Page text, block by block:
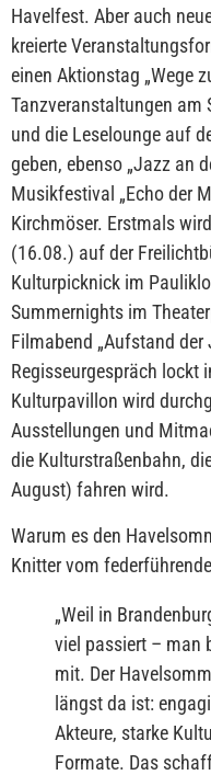
Havelfest. Aber auch
kreierte
einen Aktionstag „Wege
Tanzveranstaltungen
und die Leselounge auf
geben, ebenso „Jazz an
Musikfestival „Echo der
Kirchmöser. Erstmals
(16.08.) auf der
Kulturpicknick im
Summernights im
Filmabend „Aufstand
Regisseurgespräch lockt
Kulturpavillon wird
Ausstellungen und
die Kulturstraßenbahn,
August) fahren wird.
Warum es den
Knitter vom
„Weil in
viel passiert – man
mit. Der
längst da ist:
Akteure, starke
Formate. Das